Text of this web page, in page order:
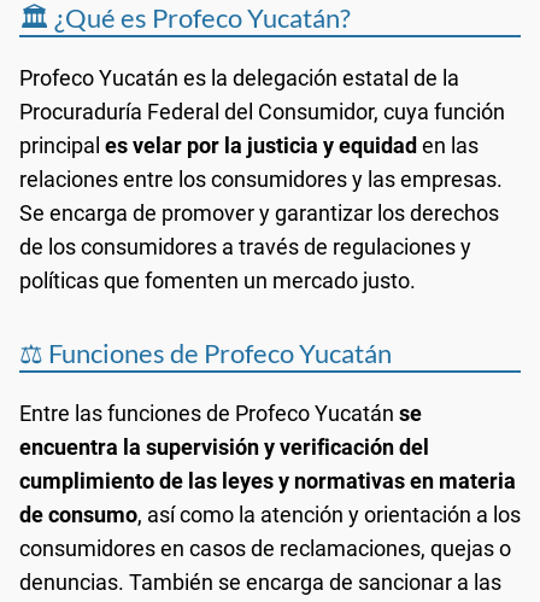
🏛️ ¿Qué es Profeco Yucatán?
Profeco Yucatán es la delegación estatal de la
Procuraduría Federal del Consumidor, cuya función
principal es velar por la justicia y equidad en las
relaciones entre los consumidores y las empresas.
Se encarga de promover y garantizar los derechos
de los consumidores a través de regulaciones y
políticas que fomenten un mercado justo.
⚖️ Funciones de Profeco Yucatán
Entre las funciones de Profeco Yucatán se
encuentra la supervisión y verificación del
cumplimiento de las leyes y normativas en materia
de consumo, así como la atención y orientación a los
consumidores en casos de reclamaciones, quejas o
denuncias. También se encarga de sancionar a las